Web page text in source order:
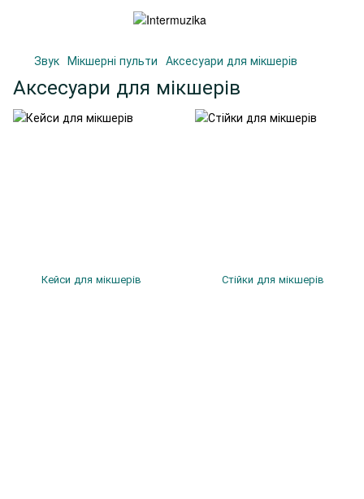
Звук Мікшерні пульти Аксесуари для мікшерів
Аксесуари для мікшерів
Кейси для мікшерів Стійки для мікшерів